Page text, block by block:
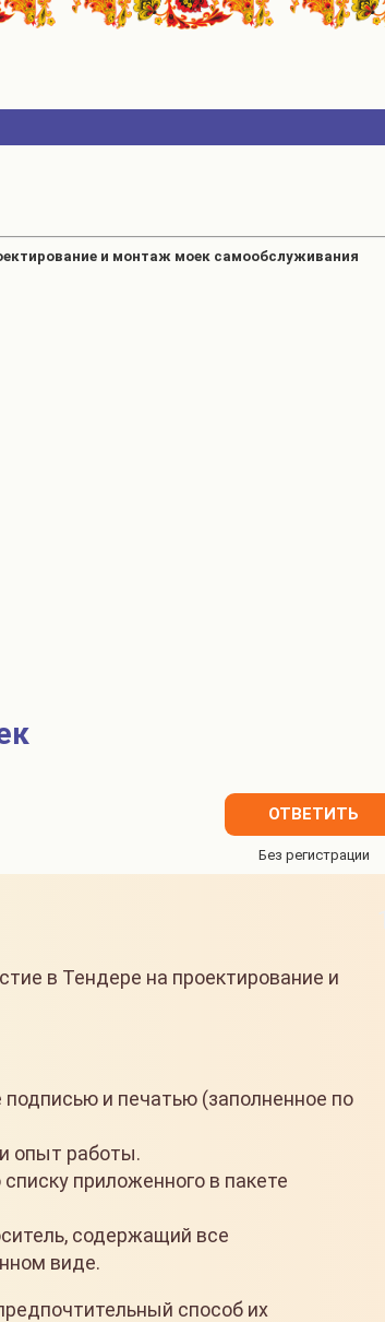
и монтаж моек самообслуживания
ОТВЕТИТЬ
в Тендере на проектирование и
и печатью (заполненное по
опыт работы.
приложенного в пакете
содержащий все
виде.
способ их